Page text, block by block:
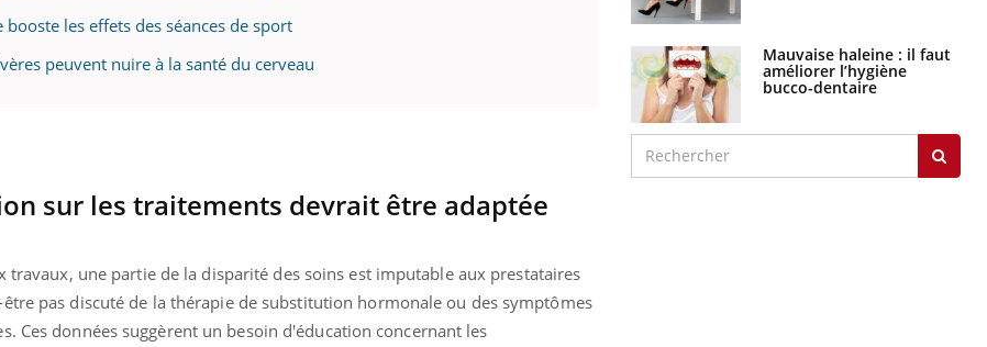
les effets des séances de sport
peuvent nuire à la santé du cerveau
sur les traitements devrait être adaptée
travaux, une partie de la disparité des soins est imputable aux prestataires
pas discuté de la thérapie de substitution hormonale ou des symptômes
Ces données suggèrent un besoin d'éducation concernant les
Mauvaise haleine : il faut
améliorer l’hygiène
bucco-dentaire